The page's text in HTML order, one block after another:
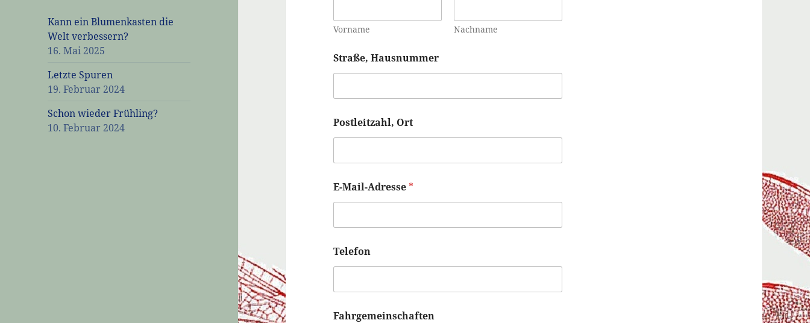
Kann ein Blumenkasten die
Welt verbessern?
16. Mai 2025
Letzte Spuren
19. Februar 2024
Schon wieder Frühling?
10. Februar 2024
Vorname Nachname
Straße, Hausnummer
Postleitzahl, Ort
E-Mail-Adresse *
Telefon
Fahrgemeinschaften